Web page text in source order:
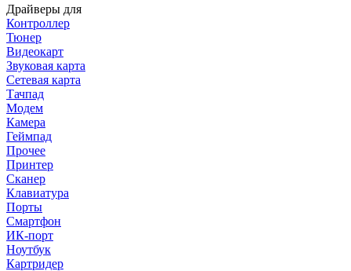
Драйверы для
Контроллер
Тюнер
Видеокарт
Звуковая карта
Сетевая карта
Тачпад
Модем
Камера
Геймпад
Прочее
Принтер
Сканер
Клавиатура
Порты
Смартфон
ИК-порт
Ноутбук
Картридер